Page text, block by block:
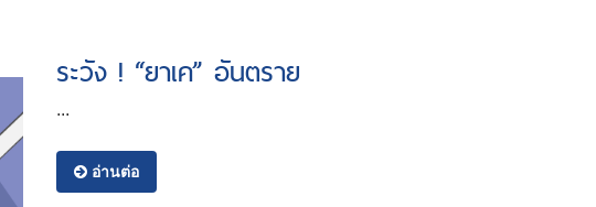
ระวัง ! “ยาเค” อันตราย
...
อ่านต่อ